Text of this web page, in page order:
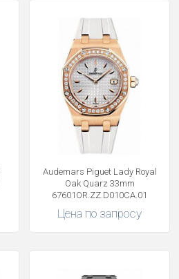
Audemars Piguet Lady Royal
Oak Quarz 33mm
67601OR.ZZ.D010CA.01
Цена по запросу